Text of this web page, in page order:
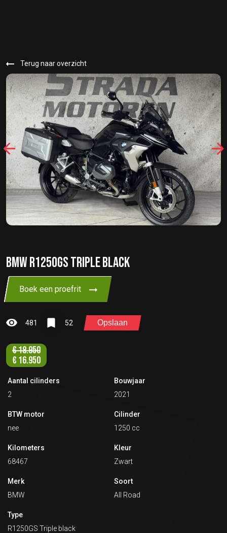
Terug naar overzicht
31938
BMW R1250GS TRIPLE BLACK
Boek een proefrit
481 52 Opslaan
€18.950
€ 16.950
Aantal cilinders
2
Bouwjaar
2021
BTW motor
nee
Cilinder
1250 cc
Kilometers
68467
Kleur
Zwart
Merk
BMW
Soort
All Road
Type
R1250GS Triple black